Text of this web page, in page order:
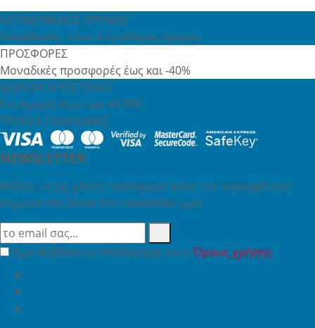
ΕΚΤΙΜΩΜΕΝΟΣ ΧΡΟΝΟΣ
Παράδοσης 3 έως 6 εργάσιμες ημέρες
ΠΡΟΣΦΟΡΕΣ
Μοναδικές προσφορές έως και -40%
ΔΩΡΕΑΝ ΑΠΟΣΤΟΛΕΣ
Για Αγορές Άνω των 49,99€
ΤΡΟΠΟΙ ΠΛΗΡΩΜΗΣ
NEWSLETTER
Θέλεις να μη χάνεις προσφορά; Κάνε την εγγραφή σου
σήμερα στη λίστα του newsletter μας!
Έχω διαβάσει κι αποδέχομαι τουςΌρους χρήσης